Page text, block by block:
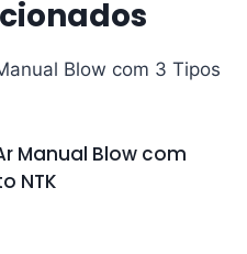
Manual Blow com
NTK